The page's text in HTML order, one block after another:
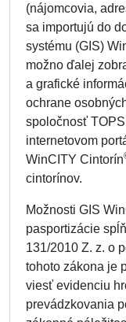
(nájomcovia,
sa importujú do
systému (GIS)
možno ďalej
a grafické
ochrane
spoločnosť
internetovom
WinCITY Cintorín
cintorínov.
Možnosti GIS
pasportizácie
131/2010 Z. z. o
tohoto zákona je
viesť evidenciu
prevádzkovania